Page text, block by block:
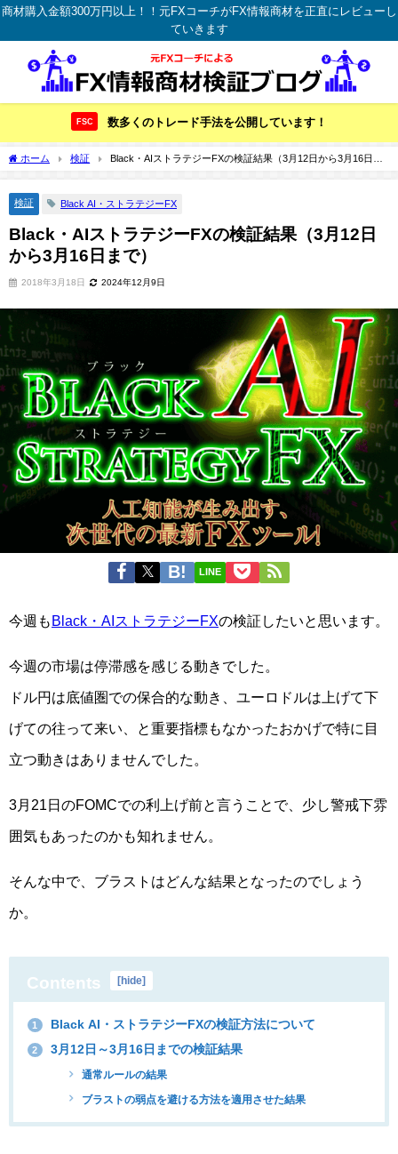
商材購入金額300万円以上！！元FXコーチがFX情報商材を正直にレビューし
ていきます
FSC 数多くのトレード手法を公開しています！
ホーム 検証
Black・AIストラテジーFXの検証結果（3月12日から3月16日ま
検証 Black AI・ストラテジーFX
Black・AIストラテジーFXの検証結果（3月12日
から3月16日まで）
2018年3月18日 2024年12月9日
LINE
今週もBlack・AIストラテジーFXの検証したいと思います。
今週の市場は停滞感を感じる動きでした。
ドル円は底値圏での保合的な動き、ユーロドルは上げて下
げての往って来い、と重要指標もなかったおかげで特に目
立つ動きはありませんでした。
3月21日のFOMCでの利上げ前と言うことで、少し警戒下雰
囲気もあったのかも知れません。
そんな中で、ブラストはどんな結果となったのでしょう
か。
Contents [hide]
1 Black AI・ストラテジーFXの検証方法について
2 3月12日～3月16日までの検証結果
通常ルールの結果
ブラストの弱点を避ける方法を適用させた結果